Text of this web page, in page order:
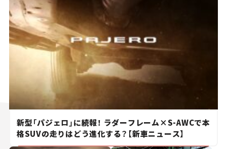
新型「パジェロ」に続報！ ラダーフレーム×S-AWCで本
格SUVの走りはどう進化する？【新車ニュース】